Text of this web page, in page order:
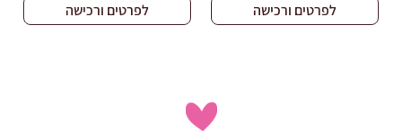
לפרטים ורכישה לפרטים ורכישה